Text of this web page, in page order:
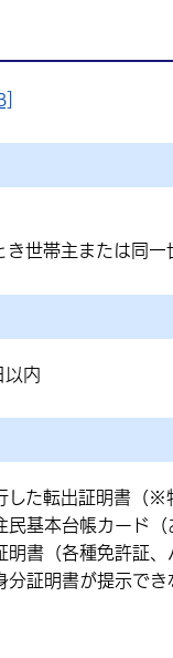
き世帯主または同一
内
した転出証明書（※
基本台帳カード（
書（各種免許証、
分証明書が提示で